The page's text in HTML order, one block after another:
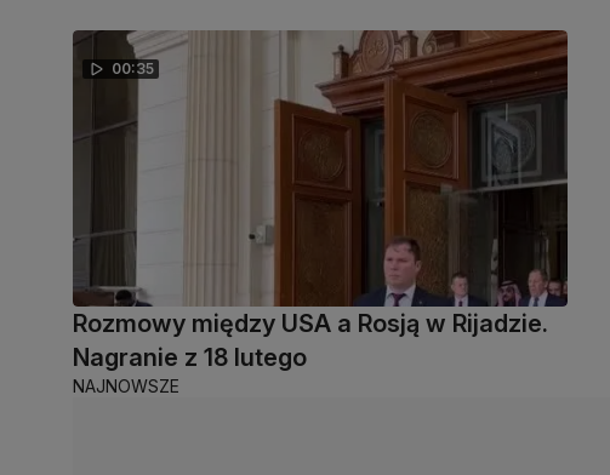
00:35
Rozmowy między USA a Rosją w Rijadzie.
Nagranie z 18 lutego
NAJNOWSZE